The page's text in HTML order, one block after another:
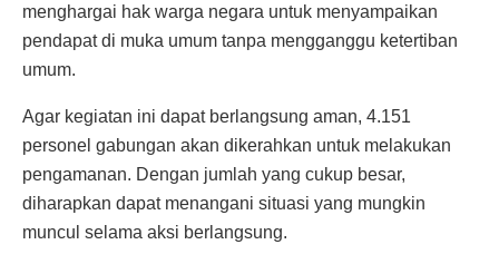
menghargai hak warga negara untuk menyampaikan
pendapat di muka umum tanpa mengganggu ketertiban
umum.
Agar kegiatan ini dapat berlangsung aman, 4.151
personel gabungan akan dikerahkan untuk melakukan
pengamanan. Dengan jumlah yang cukup besar,
diharapkan dapat menangani situasi yang mungkin
muncul selama aksi berlangsung.